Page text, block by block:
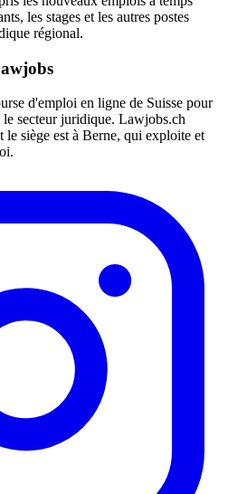
les stages et les autres postes
régional.
d'emploi en ligne de Suisse pour
secteur juridique. Lawjobs.ch
siège est à Berne, qui exploite et